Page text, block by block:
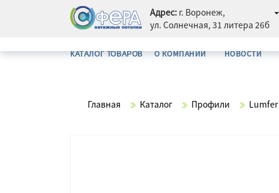
Адрес: г. Воронеж,
ул. Солнечная, 31 литера 26б
КАТАЛОГ ТОВАРОВ О КОМПАНИИ НОВОСТИ
Главная Каталог Профили Lumfer